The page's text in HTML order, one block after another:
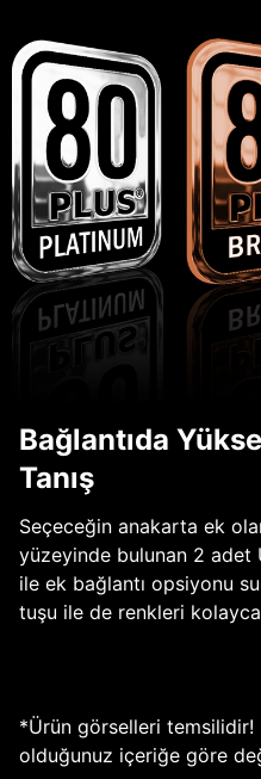
Bağlantıda
Tanış
Seçeceğin anakarta ek
yüzeyinde bulunan 2 adet
ile ek bağlantı opsiyonu
tuşu ile de renkleri
*Ürün görselleri temsilidir!
olduğunuz içeriğe göre